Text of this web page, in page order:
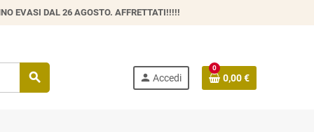
EVASI DAL 26 AGOSTO. AFFRETTATI!!!!!
search person Accedi
0
0,00 €